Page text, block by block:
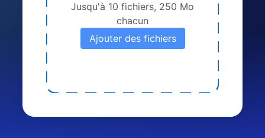
Jusqu'à 10 fichiers, 250 Mo
chacun
Ajouter des fichiers